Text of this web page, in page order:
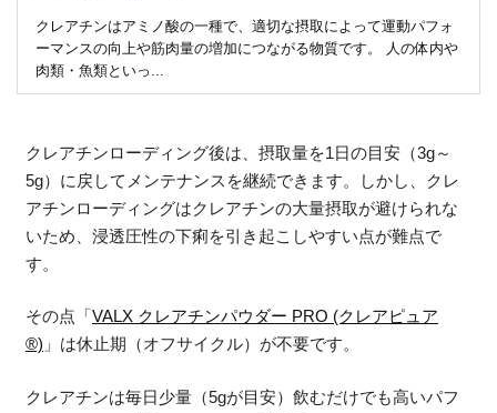
クレアチンはアミノ酸の一種で、適切な摂取によって運動パフォ
ーマンスの向上や筋肉量の増加につながる物質です。 人の体内や
肉類・魚類といっ...
クレアチンローディング後は、摂取量を1日の目安（3g～
5g）に戻してメンテナンスを継続できます。しかし、クレ
アチンローディングはクレアチンの大量摂取が避けられな
いため、浸透圧性の下痢を引き起こしやすい点が難点で
す。
その点「VALX クレアチンパウダー PRO (クレアピュア
®) 」は休止期（オフサイクル）が不要です。
クレアチンは毎日少量（5gが目安）飲むだけでも高いパフ